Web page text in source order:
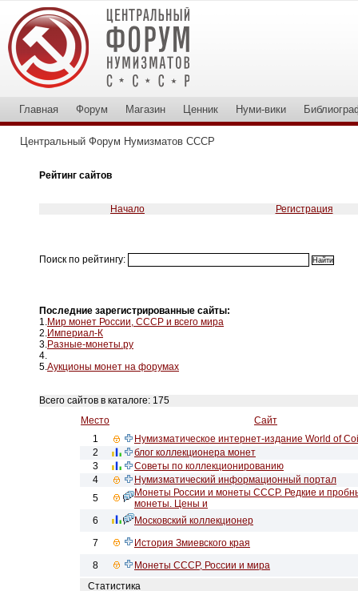
Главная Форум Магазин Ценник Нуми-вики
Центральный Форум Нумизматов СССР
Рейтинг сайтов
Начало Регистрация
Поиск по рейтингу:
Последние зарегистрированные сайты:
1.Мир монет России, СССР и всего мира
2.Империал-К
3.Разные-монеты.ру
4.
5.Аукционы монет на форумах
Всего сайтов в каталоге: 175
Место
Сайт
1
Нумизматическое интернет-издание World of
2
блог коллекционера монет
3
Советы по коллекционированию
4
Нумизматический информационный портал
5
Монеты России и монеты СССР. Редкие и
монеты. Цены и
6
Московский коллекционер
7
История Змиевского края
8
Монеты СССР, России и мира
Статистика